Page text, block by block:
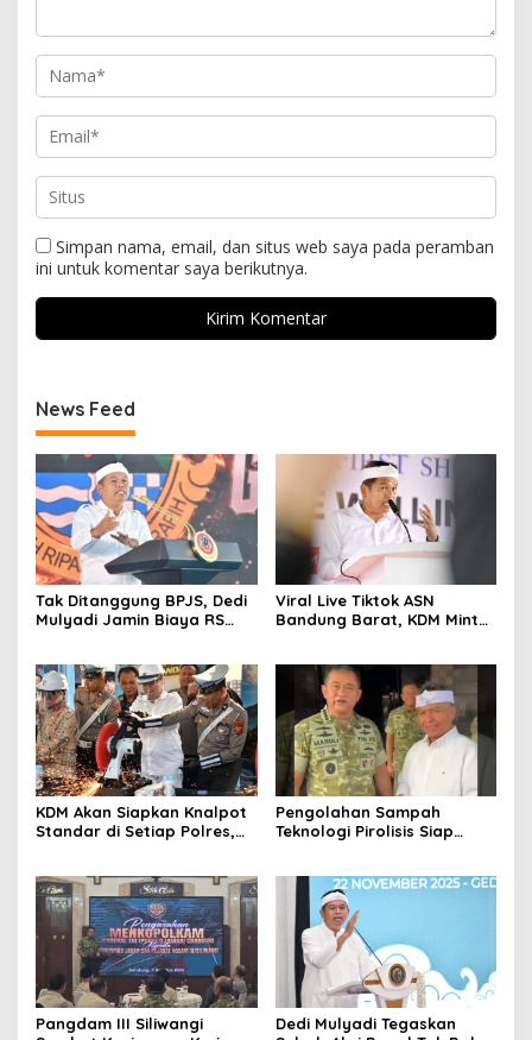
Simpan nama, email, dan situs web saya pada peramban
ini untuk komentar saya berikutnya.
News Feed
Tak Ditanggung BPJS, Dedi
Mulyadi Jamin Biaya RS
Viral Live Tiktok ASN
Bandung Barat, KDM Minta
KDM Akan Siapkan Knalpot
Standar di Setiap Polres,
Pengolahan Sampah
Teknologi Pirolisis Siap
Barat
Pangdam III Siliwangi
Dedi Mulyadi Tegaskan